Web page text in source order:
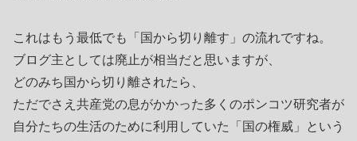
これはもう最低でも「国から切り離す」の流れですね。
ブログ主としては廃止が相当だと思いますが、
どのみち国から切り離されたら、
ただでさえ共産党の息がかかった多くのポンコツ研究者が
自分たちの生活のために利用していた「国の権威」という